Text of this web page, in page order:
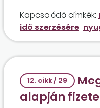
Kapcsolódó címkék:
idő szerzésére
12. cikk / 29
alapján